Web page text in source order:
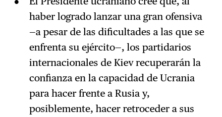
haber logrado lanzar una gran ofensiva
—a pesar de las dificultades a las que se
enfrenta su ejército—, los partidarios
internacionales de Kiev recuperarán la
confianza en la capacidad de Ucrania
para hacer frente a Rusia y,
posiblemente, hacer retroceder a sus